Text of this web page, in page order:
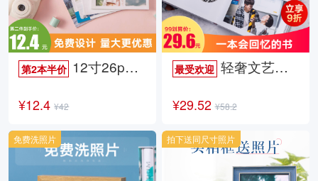
第2本半价 12寸26p时尚杂志册
¥12.4 ¥42
最受欢迎 轻奢文艺照片书
¥29.52 ¥58.2
免费洗照片 拍下送同尺寸照片